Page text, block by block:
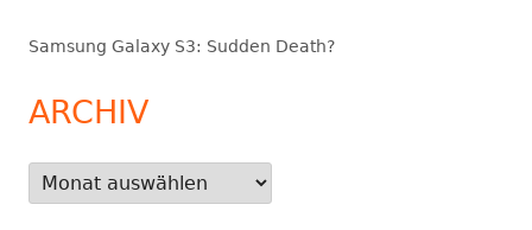
Samsung Galaxy S3: Sudden Death?
ARCHIV
Archiv